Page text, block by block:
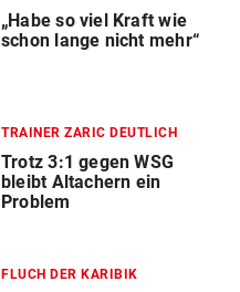
„Habe so viel Kraft wie
schon lange nicht mehr“
TRAINER ZARIC DEUTLICH
Trotz 3:1 gegen WSG
bleibt Altachern ein
Problem
FLUCH DER KARIBIK